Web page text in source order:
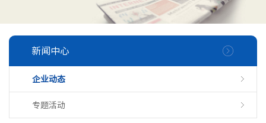
新闻中心
企业动态
专题活动